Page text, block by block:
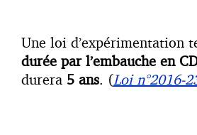
Une loi d’expérimentation
durée par l’embauche en
durera 5 ans. (Loi n°2016-